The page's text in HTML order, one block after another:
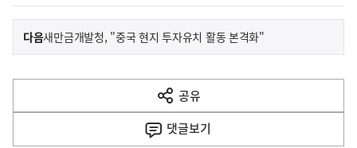
이
전
다
음
다음기
새만금개발청, "중국 현지 투자유치 활동 본격화"
공유
열
기
댓글보기